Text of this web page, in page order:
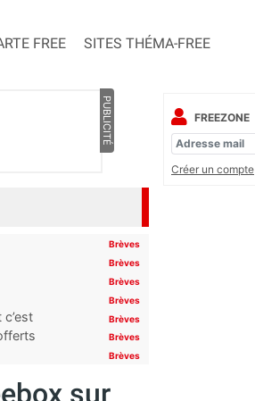
FREE SITES THÉMA-FREE
PUBLICITÉ
Brèves
Brèves
Brèves
Brèves
Brèves
Brèves
Brèves
sur
FREEZONE
Créer un compte